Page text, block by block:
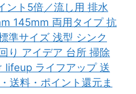
ント5倍／流し用 排水
145mm 両用タイプ 抗
準サイズ 浅型 シンク
り アイデア 台所 掃除
lifeup ライフアップ 送
送料・ポイント還元ま